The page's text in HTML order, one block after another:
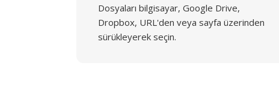
Dosyaları bilgisayar, Google Drive,
Dropbox, URL'den veya sayfa üzerinden
sürükleyerek seçin.